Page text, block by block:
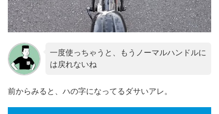
一度使っちゃうと、もうノーマルハンドルに
は戻れないね
前からみると、ハの字になってるダサいアレ。